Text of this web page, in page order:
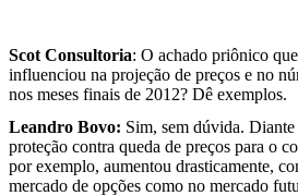
Scot Consultoria: O achado priônico
influenciou na projeção de preços e no
nos meses finais de 2012? Dê exemplos.
Leandro Bovo: Sim, sem dúvida.
proteção contra queda de preços para o
por exemplo, aumentou drasticamente,
mercado de opções como no mercado